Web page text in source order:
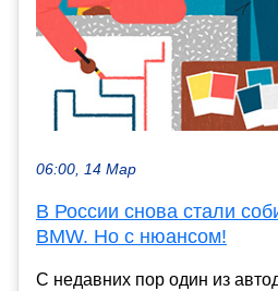
06:00, 14 Мар
В России снова стали
BMW. Но с нюансом!
С недавних пор один из